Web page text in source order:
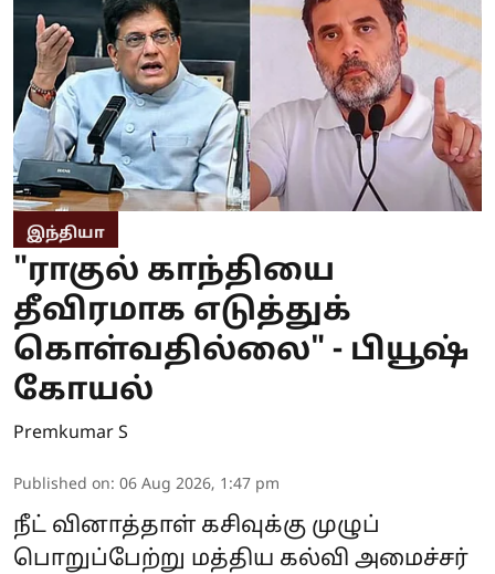
இந்தியா
"ராகுல் காந்தியை
தீவிரமாக எடுத்துக்
கொள்வதில்லை" - பியூஷ்
கோயல்
Premkumar S
Published on: 06 Aug 2026, 1:47 pm
நீட் வினாத்தாள் கசிவுக்கு முழுப்
பொறுப்பேற்று மத்திய கல்வி அமைச்சர்